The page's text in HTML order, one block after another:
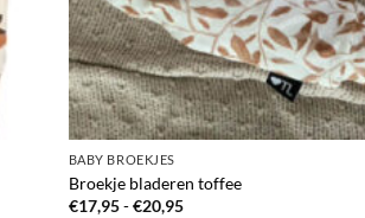
BABY BROEKJES
Broekje bladeren toffee
€17,95-€20,95Prijsklasse: